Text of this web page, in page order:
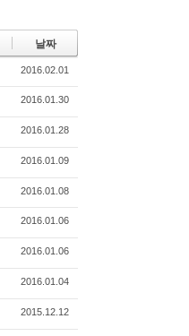
날짜
2016.02.01
2016.01.30
2016.01.28
2016.01.09
2016.01.08
2016.01.06
2016.01.06
2016.01.04
2015.12.12